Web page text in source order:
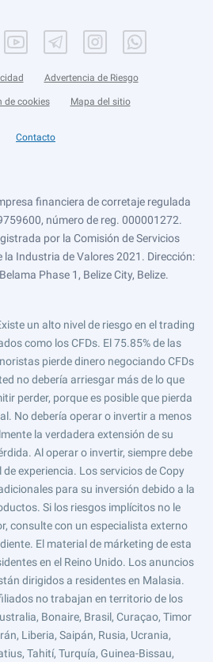
Advertencia de Riesgo
de cookies Mapa del sitio
Contacto
financiera de corretaje regulada
número de reg. 000001272.
por la Comisión de Servicios
la Industria de Valores 2021. Dirección:
Phase 1, Belize City, Belize.
un alto nivel de riesgo en el trading
como los CFDs. El 75.85% de las
pierde dinero negociando CFDs
no debería arriesgar más de lo que
perder, porque es posible que pierda
No debería operar o invertir a menos
la verdadera extensión de su
Al operar o invertir, siempre debe
experiencia. Los servicios de Copy
para su inversión debido a la
Si los riesgos implícitos no le
consulte con un especialista externo
El material de márketing de esta
en el Reino Unido. Los anuncios
dirigidos a residentes en Malasia.
no trabajan en territorio de los
Bonaire, Brasil, Curaçao, Timor
Liberia, Saipán, Rusia, Ucrania,
Tahití, Turquía, Guinea-Bissau,